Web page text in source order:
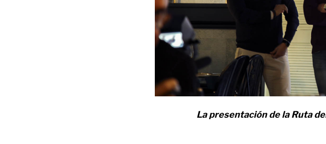
La presentación de la Ruta